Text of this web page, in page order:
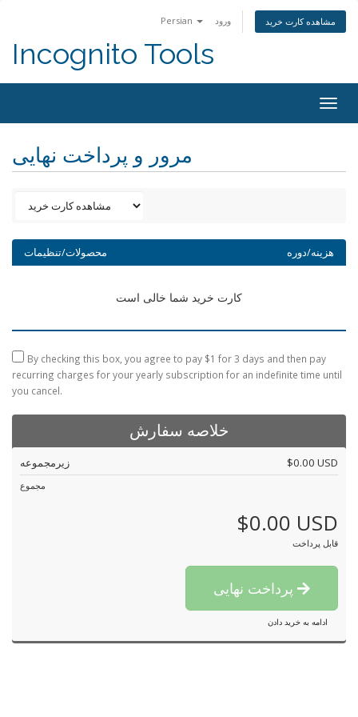
Persian ورود مشاهده کارت خرید
Incognito Tools
مرور و پرداخت نهایی
محصولات/تنظیمات هزینه/دوره
کارت خرید شما خالی است
By checking this box, you agree to pay $1 for 3 days and then pay
recurring charges for your yearly subscription for an indefinite time until
you cancel.
خلاصه سفارش
زیرمجموعه $0.00 USD
مجموع
$0.00 USD
قابل پرداخت
ادامه به خرید دادن